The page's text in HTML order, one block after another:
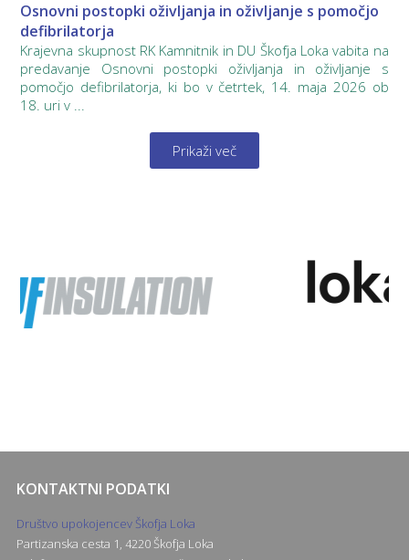
Osnovni postopki oživljanja in oživljanje s pomočjo
defibrilatorja
Krajevna skupnost RK Kamnitnik in DU Škofja Loka vabita na
predavanje Osnovni postopki oživljanja in oživljanje s
pomočjo defibrilatorja, ki bo v četrtek, 14. maja 2026 ob
18. uri v ...
Prikaži več
KONTAKTNI PODATKI
Društvo upokojencev Škofja Loka
Partizanska cesta 1, 4220 Škofja Loka